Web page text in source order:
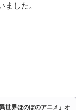
ました。
世界ほのぼのアニメ」オ